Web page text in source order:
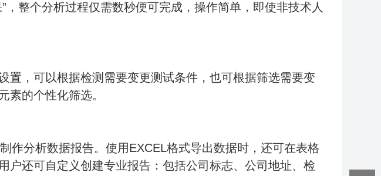
整个分析过程仅需数秒便可完成，操作简单，即使非技术人
置，可以根据检测需要变更测试条件，也可根据筛选需要变
素的个性化筛选。
作分析数据报告。使用EXCEL格式导出数据时，还可在表格
户还可自定义创建专业报告：包括公司标志、公司地址、检